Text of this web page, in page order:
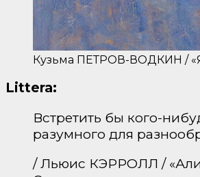
Кузьма ПЕТРОВ-ВОДКИН /
Littera:
Встретить бы кого-
разумного для
/ Льюис КЭРРОЛЛ /